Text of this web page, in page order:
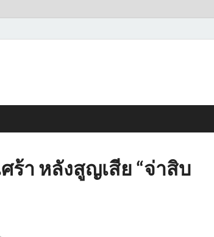
ร้า หลังสูญเสีย “จ่าสิบ